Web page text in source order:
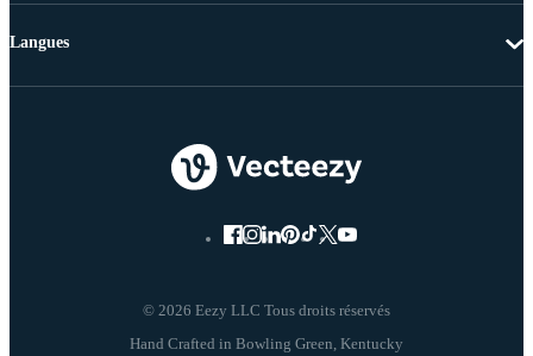
© 2026 Eezy LLC Tous droits réservés
Langues